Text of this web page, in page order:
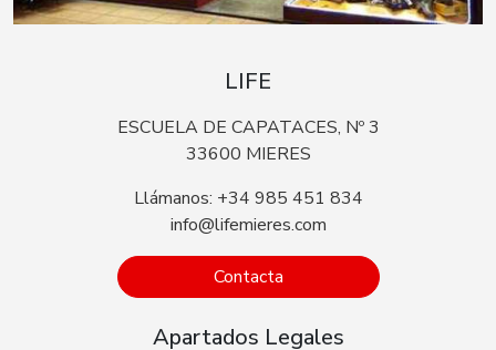
LIFE
ESCUELA DE CAPATACES, Nº 3
33600 MIERES
Llámanos: +34 985 451 834
info@lifemieres.com
Contacta
Apartados Legales